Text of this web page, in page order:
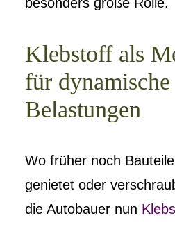
Klebstoff als
für dynamische
Belastungen
Wo früher noch
genietet oder
die Autobauer nun